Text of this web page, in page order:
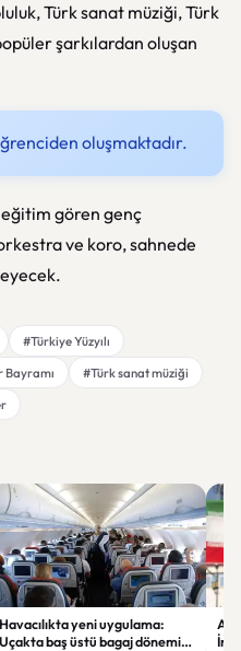
Türk sanat müziği, Türk
şarkılardan oluşan
oluşmaktadır.
gören genç
ve koro, sahnede
#Türkiye Yüzyılı
Bayramı
#Türk sanat müziği
Havacılıkta yeni uygulama:
Uçakta baş üstü bagaj dönemi